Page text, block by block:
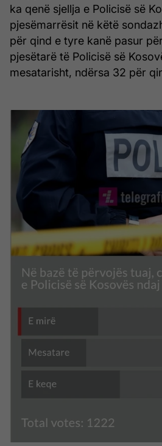
ka qenë sjellja e Policisë së
pjesëmarrësit në këtë
për qind e tyre kanë pasur
pjesëtarë të Policisë së
mesatarisht, ndërsa 32 për